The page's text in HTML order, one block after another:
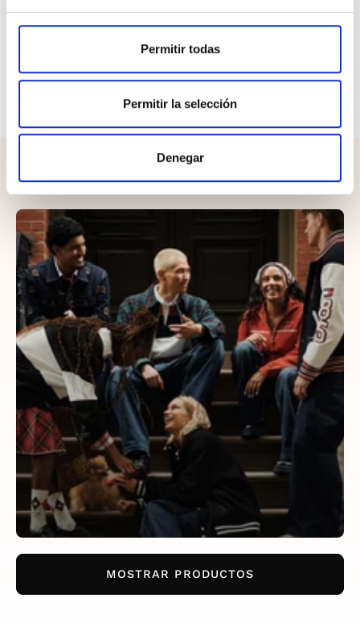
Permitir todas
Permitir la selección
Denegar
Un calzado ideal para niños y niñas activos que
diseño pensado para acompañarlos en todas sus
aventuras estivales.
¡Completa el look!
MOSTRAR PRODUCTOS